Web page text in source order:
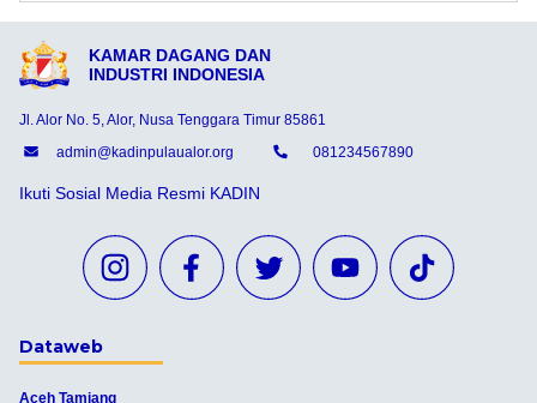
KAMAR DAGANG DAN
INDUSTRI INDONESIA
Jl. Alor No. 5, Alor, Nusa Tenggara Timur 85861
admin@kadinpulaualor.org
081234567890
Ikuti Sosial Media Resmi KADIN
Dataweb
Aceh Tamiang